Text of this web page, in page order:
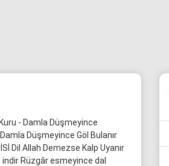
- Damla Düşmeyince
Düşmeyince Göl Bulanır
Dil Allah Demezse Kalp Uyanır
indir Rüzgâr esmeyince dal